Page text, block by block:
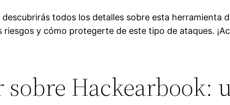
todos los detalles sobre esta herramienta
y cómo protegerte de este tipo de ataques.
sobre Hackearbook: